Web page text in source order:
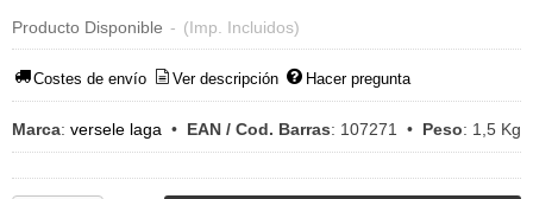
Producto Disponible - (Imp. Incluidos)
Costes de envío Ver descripción Hacer pregunta
Marca: versele laga • EAN / Cod. Barras: 107271 • Peso: 1,5 Kg